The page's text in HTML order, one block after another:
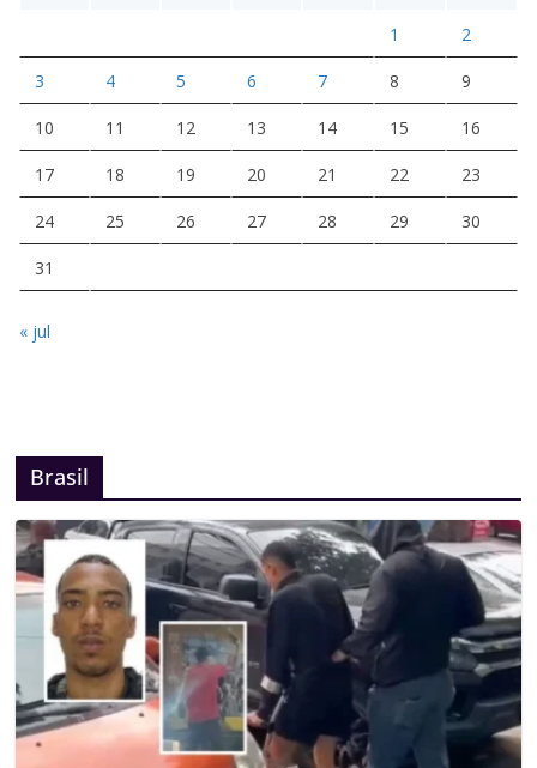
1 2
3 4 5 6 7 8 9
10 11 12 13 14 15 16
17 18 19 20 21 22 23
24 25 26 27 28 29 30
31
« jul
Brasil